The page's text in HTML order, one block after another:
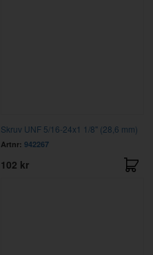
Skruv UNF 5/16-24x1 1/8" (28,6 mm)
Artnr: 942267
102 kr